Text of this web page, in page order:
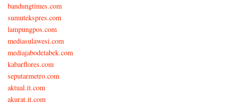
bandungtimes.com
sumutekspres.com
lampungpos.com
mediasulawesi.com
mediajabodetabek.com
kabarflores.com
seputarmetro.com
aktual.it.com
akurat.it.com